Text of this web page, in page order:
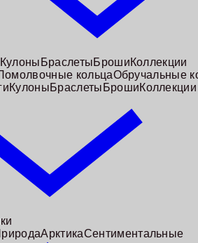
Кулоны БраслетыБрошиКоллекции
кольцаОбручальные
КулоныБраслеты БрошиКоллекции
АрктикаСентиментальные